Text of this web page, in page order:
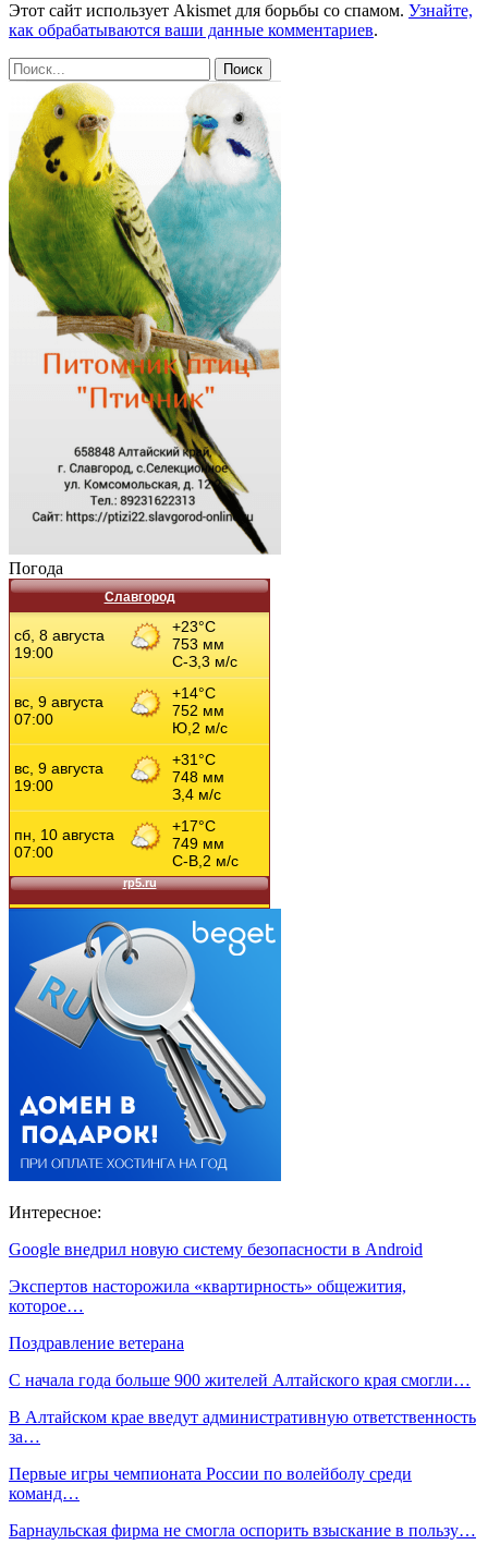
Этот сайт использует Akismet для борьбы со спамом. Узнайте,
как обрабатываются ваши данные комментариев.
Погода
Славгород
Интересное:
Google внедрил новую систему безопасности в Android
Экспертов насторожила «квартирность» общежития,
которое…
Поздравление ветерана
С начала года больше 900 жителей Алтайского края смогли…
В Алтайском крае введут административную ответственность
за…
Первые игры чемпионата России по волейболу среди
команд…
Барнаульская фирма не смогла оспорить взыскание в пользу…